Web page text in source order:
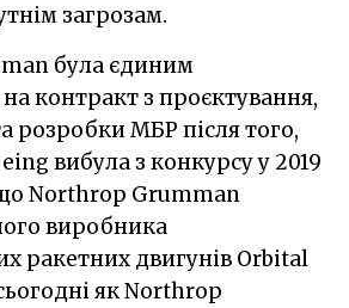
загрозам.
була єдиним
контракт з проєктування,
розробки МБР після того,
вибула з конкурсу у 2019
Northrop Grumman
виробника
ракетних двигунів Orbital
як Northrop